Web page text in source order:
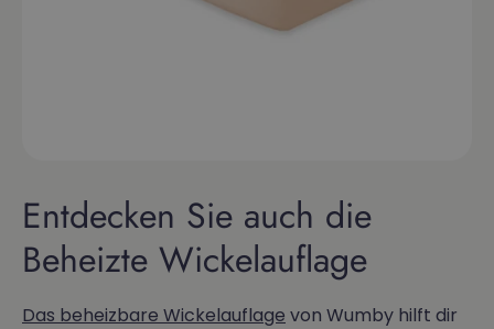
Entdecken Sie auch die
Beheizte Wickelauflage
Das beheizbare Wickelauflage von Wumby hilft dir